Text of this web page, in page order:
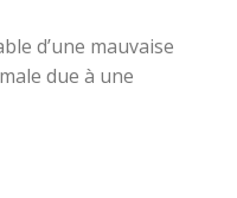
d’une mauvaise
due à une